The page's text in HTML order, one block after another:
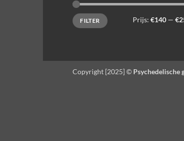
Min.
prijs
Max.
prijsFILTER Prijs: €140 —
Copyright [2025] © Psychedelische